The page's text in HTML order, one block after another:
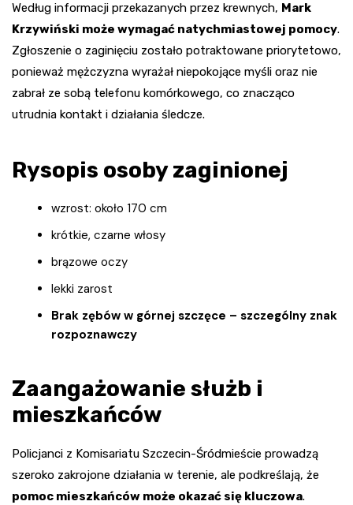
Według informacji przekazanych przez krewnych, Mark
Krzywiński może wymagać natychmiastowej pomocy.
Zgłoszenie o zaginięciu zostało potraktowane priorytetowo,
ponieważ mężczyzna wyrażał niepokojące myśli oraz nie
zabrał ze sobą telefonu komórkowego, co znacząco
utrudnia kontakt i działania śledcze.
Rysopis osoby zaginionej
wzrost: około 170 cm
krótkie, czarne włosy
brązowe oczy
lekki zarost
Brak zębów w górnej szczęce – szczególny znak
rozpoznawczy
Zaangażowanie służb i
mieszkańców
Policjanci z Komisariatu Szczecin-Śródmieście prowadzą
szeroko zakrojone działania w terenie, ale podkreślają, że
pomoc mieszkańców może okazać się kluczowa.